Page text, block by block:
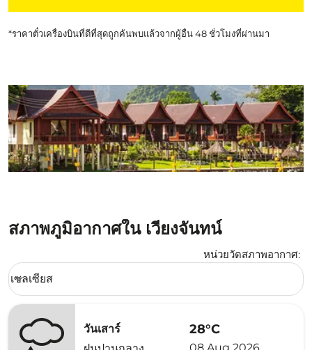
*ราคาตั๋วเครื่องบินที่ดีที่สุดถูกค้นพบแล้วจากผู้อื่น 48 ชั่วโมงที่ผ่านมา
สภาพภูมิอากาศใน เวียงจันทน์
หน่วยวัดสภาพอากาศ:
Weather unit option เซลเซียส Selected
เซลเซียส
keyboard_arrow_down
วันเสาร์
28°C
08 Aug 2026